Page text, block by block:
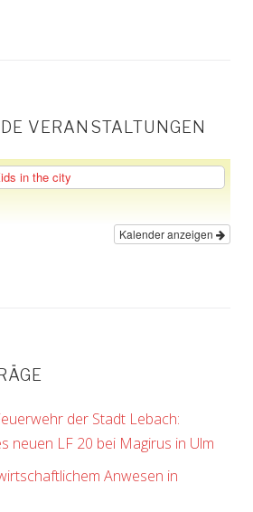
VERANSTALTUNGEN
in the city
Kalender anzeigen
der Stadt Lebach:
neuen LF 20 bei Magirus in Ulm
Anwesen in